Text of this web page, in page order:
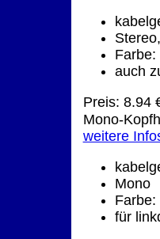
Farbe:
auch
Preis: 8.94
Mono-
weitere
Mono
Farbe:
für